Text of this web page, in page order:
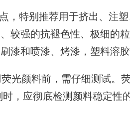
，特别推荐用于挤出、注
较强的抗褪色性、极细的
漆和喷漆、烤漆，塑料溶
颜料前，需仔细测试。
，应彻底检测颜料稳定